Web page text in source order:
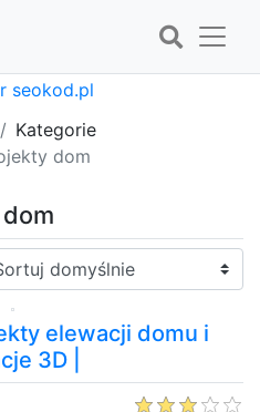
Kategorie
dom
elewacji domu i
3D |